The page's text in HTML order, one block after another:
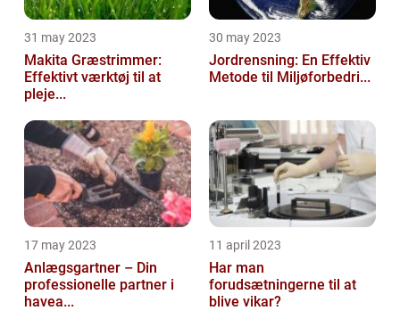
31 may 2023
Makita Græstrimmer:
Effektivt værktøj til at
pleje...
30 may 2023
Jordrensning: En Effektiv
Metode til Miljøforbedri...
17 may 2023
Anlægsgartner – Din
professionelle partner i
havea...
11 april 2023
Har man
forudsætningerne til at
blive vikar?